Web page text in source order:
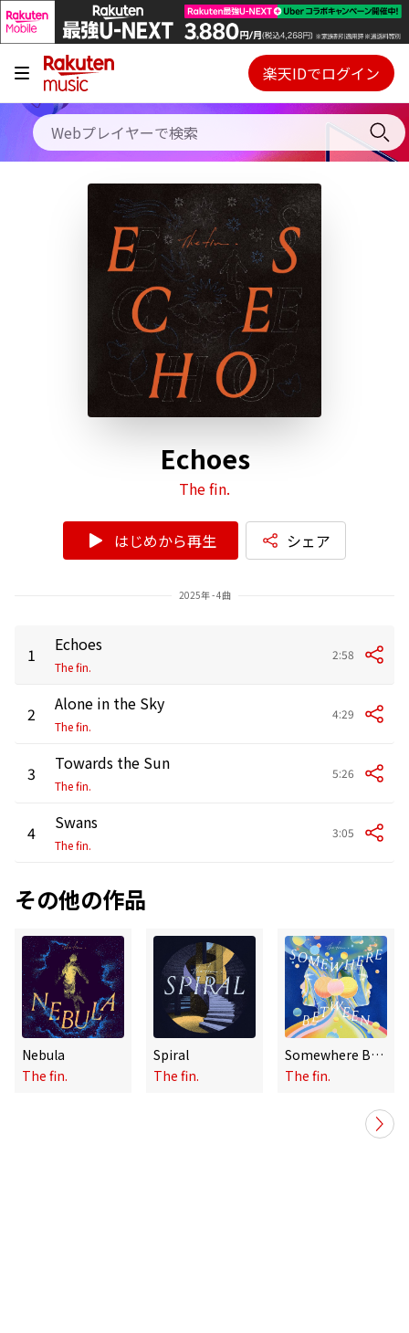
キャンペーン
料金プラン
使い方
初回30日間無料お試し
Webプレイヤー
ご契約内容の確認・変更
楽天IDでログイン
Echoes
The fin.
はじめから再生 シェア
2025年 - 4曲
1 Echoes
The fin.
2:58
2 Alone in the Sky
The fin.
4:29
3 Towards the Sun
The fin.
5:26
4 Swans
The fin.
3:05
その他の作品
Nebula
The fin.
Spiral
The fin.
Somewhere Between
The fin.